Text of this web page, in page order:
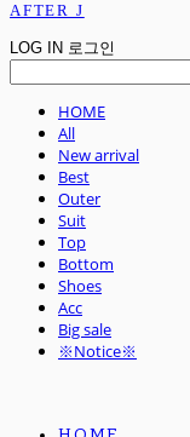
AFTER J
LOG IN 로그인
HOME
All
New arrival
Best
Outer
Suit
Top
Bottom
Shoes
Acc
Big sale
※Notice※